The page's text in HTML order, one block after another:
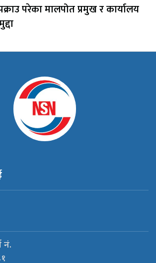
परेका मालपोत प्रमुख र कार्यालय
नं.